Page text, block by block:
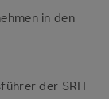
in den
der SRH